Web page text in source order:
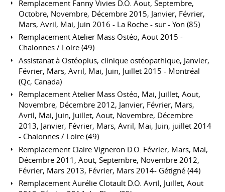
Remplacement Fanny Vivies D.O. Aout, Septembre,
Octobre, Novembre, Décembre 2015, Janvier, Février,
Mars, Avril, Mai, Juin 2016 - La Roche - sur - Yon (85)
Remplacement Atelier Mass Ostéo, Aout 2015 -
Chalonnes / Loire (49)
Assistanat à Ostéoplus, clinique ostéopathique, Janvier,
Février, Mars, Avril, Mai, Juin, Juillet 2015 - Montréal
(Qc, Canada)
Remplacement Atelier Mass Ostéo, Mai, Juillet, Aout,
Novembre, Décembre 2012, Janvier, Février, Mars,
Avril, Mai, Juin, Juillet, Aout, Novembre, Décembre
2013, Janvier, Février, Mars, Avril, Mai, Juin, juillet 2014
- Chalonnes / Loire (49)
Remplacement Claire Vigneron D.O. Février, Mars, Mai,
Décembre 2011, Aout, Septembre, Novembre 2012,
Février, Mars 2013, Février, Mars 2014- Gétigné (44)
Remplacement Aurélie Clotault D.O. Avril, Juillet, Aout